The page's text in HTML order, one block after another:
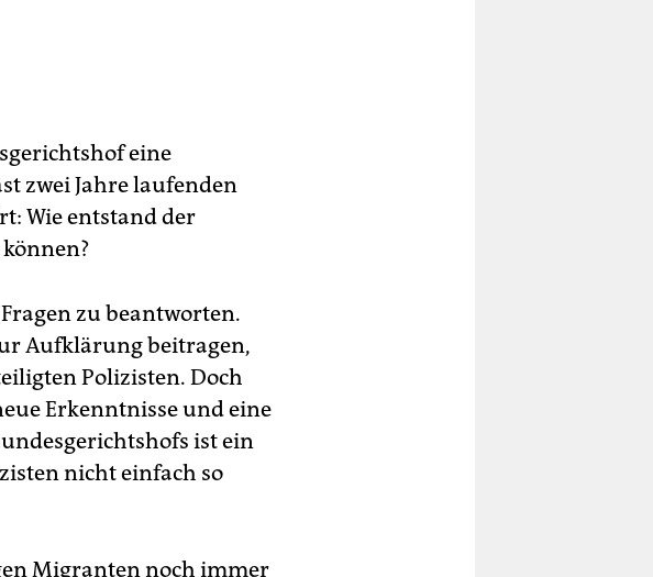
eine
zwei Jahre laufenden
Wie entstand der
zu beantworten.
Aufklärung beitragen,
Polizisten. Doch
Erkenntnisse und eine
ist ein
nicht einfach so
Migranten noch immer